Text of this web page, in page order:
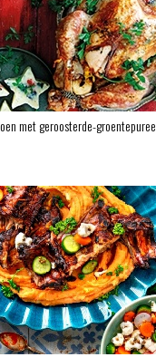
met geroosterde-groentepuree